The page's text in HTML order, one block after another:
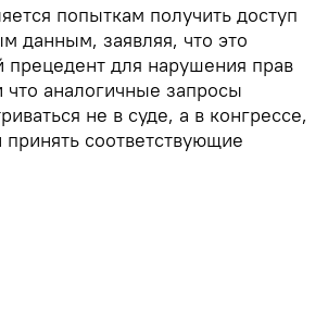
попыткам получить доступ
данным, заявляя, что это
прецедент для нарушения прав
что аналогичные запросы
не в суде, а в конгрессе,
соответствующие